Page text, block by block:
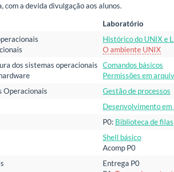
a devida divulgação aos alunos.
Laboratório
Histórico do UNIX e
O ambiente UNIX
dos sistemas operacionais
Comandos básicos
Permissões em
Operacionais
Gestão de processos
Desenvolvimento em
P0: Biblioteca de filas
Shell básico
Acomp P0
Entrega P0